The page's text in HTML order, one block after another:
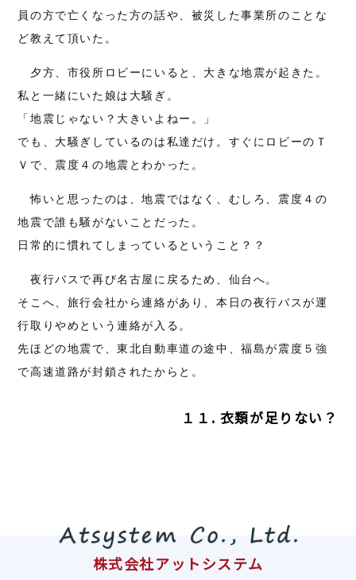
員の方で亡くなった方の話や、被災した事業所のことな
ど教えて頂いた。
夕方、市役所ロビーにいると、大きな地震が起きた。
私と一緒にいた娘は大騒ぎ。
「地震じゃない？大きいよねー。」
でも、大騒ぎしているのは私達だけ。すぐにロビーのＴ
Ｖで、震度４の地震とわかった。
怖いと思ったのは、地震ではなく、むしろ、震度４の
地震で誰も騒がないことだった。
日常的に慣れてしまっているということ？？
夜行バスで再び名古屋に戻るため、仙台へ。
そこへ、旅行会社から連絡があり、本日の夜行バスが運
行取りやめという連絡が入る。
先ほどの地震で、東北自動車道の途中、福島が震度５強
で高速道路が封鎖されたからと。
１１. 衣類が足りない？
株式会社アットシステム